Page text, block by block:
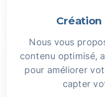
Nous vous
contenu optimisé,
pour améliorer
capter